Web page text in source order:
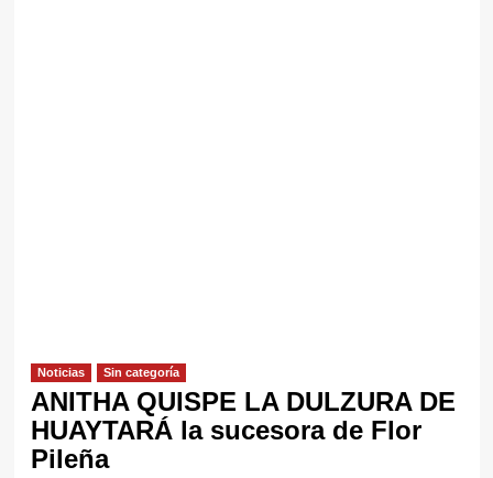
Noticias Sin categorí­a
ANITHA QUISPE LA DULZURA DE
HUAYTARÁ la sucesora de Flor
Pileña